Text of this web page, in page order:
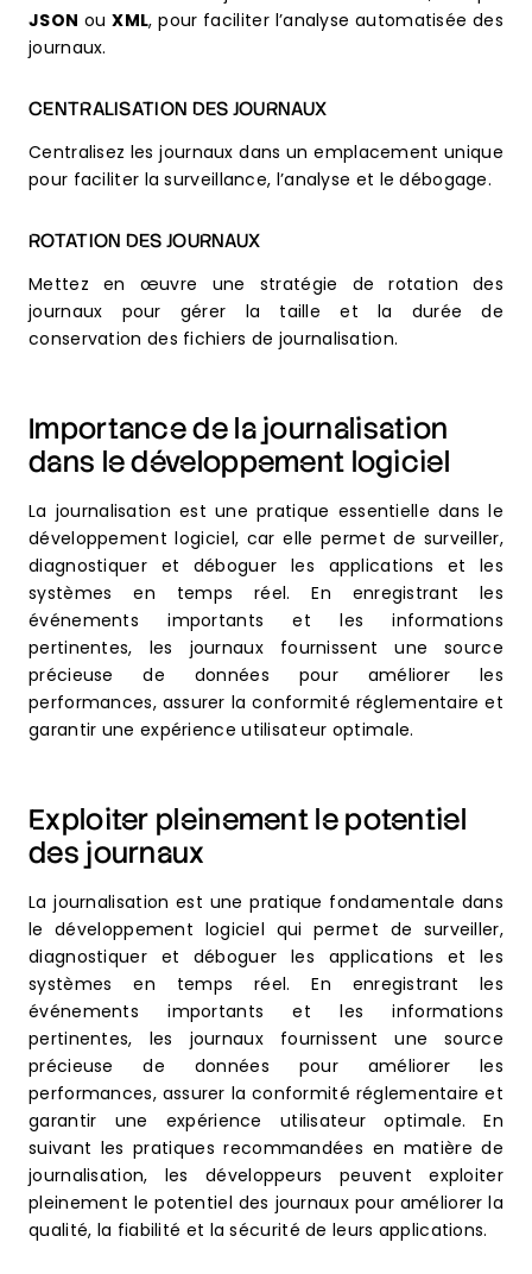
JSON ouXML, pour faciliter l’analyse automatisée des
journaux.
CENTRALISATION DES JOURNAUX
Centralisez les journaux dans un emplacement unique
pour faciliter la surveillance, l’analyse et le débogage.
ROTATION DES JOURNAUX
Mettez en œuvre une stratégie de rotation des
journaux pour gérer la taille et la durée de
conservation des fichiers de journalisation.
Importance de la journalisation
dans le développement logiciel
La journalisation est une pratique essentielle dans le
développement logiciel, car elle permet de surveiller,
diagnostiquer et déboguer les applications et les
systèmes en temps réel. En enregistrant les
événements importants et les informations
pertinentes, les journaux fournissent une source
précieuse de données pour améliorer les
performances, assurer la conformité réglementaire et
garantir une expérience utilisateur optimale.
Exploiter pleinement le potentiel
des journaux
La journalisation est une pratique fondamentale dans
le développement logiciel qui permet de surveiller,
diagnostiquer et déboguer les applications et les
systèmes en temps réel. En enregistrant les
événements importants et les informations
pertinentes, les journaux fournissent une source
précieuse de données pour améliorer les
performances, assurer la conformité réglementaire et
garantir une expérience utilisateur optimale. En
suivant les pratiques recommandées en matière de
journalisation, les développeurs peuvent exploiter
pleinement le potentiel des journaux pour améliorer la
qualité, la fiabilité et la sécurité de leurs applications.